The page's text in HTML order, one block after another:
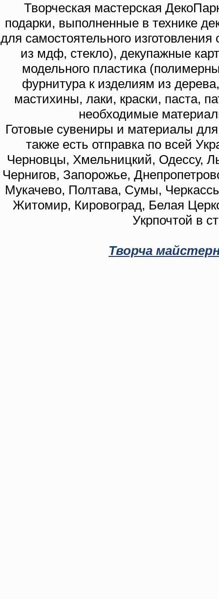
Творческая мастерская
подарки, выполненные в технике
для самостоятельного
из мдф, стекло), декупажные
модельного пластика
фурнитура к изделиям из
мастихины, лаки, краски, паста,
необходимые
Готовые сувениры и материалы
также есть отправка по всей
Черновцы, Хмельницкий, Одессу,
Чернигов, Запорожье,
Мукачево, Полтава, Сумы,
Житомир, Кировоград, Белая
Укрпочтой в
Творча